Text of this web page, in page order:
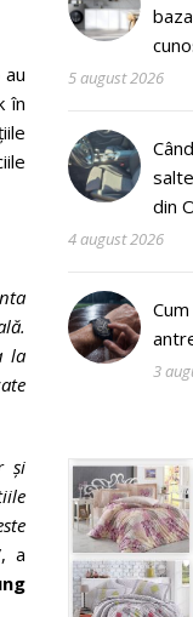
au
în
la
și
a
5 august 2026
din
4 august 2026
3